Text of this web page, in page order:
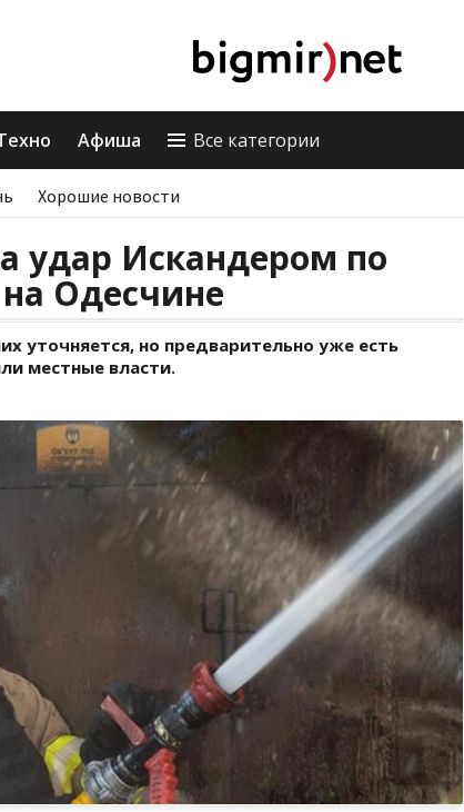
Афиша Все категории
Хорошие новости
удар Искандером по
Одесчине
уточняется, но предварительно уже есть
местные власти.